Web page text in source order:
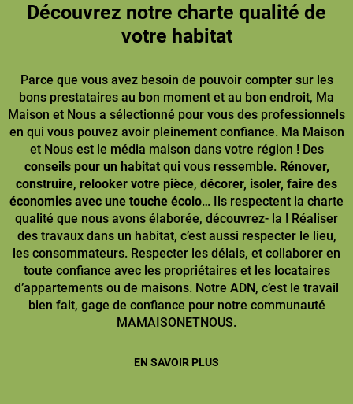
Découvrez notre charte qualité de
votre habitat
Parce que vous avez besoin de pouvoir compter sur les
bons prestataires au bon moment et au bon endroit, Ma
Maison et Nous a sélectionné pour vous des professionnels
en qui vous pouvez avoir pleinement confiance. Ma Maison
et Nous est le média maison dans votre région ! Des
conseils pour un habitatqui vous ressemble. Rénover,
construire, relooker votre pièce, décorer, isoler, faire des
économies avec une touche écolo… Ils respectent la charte
qualité que nous avons élaborée, découvrez- la ! Réaliser
des travaux dans un habitat, c’est aussi respecter le lieu,
les consommateurs. Respecter les délais, et collaborer en
toute confiance avec les propriétaires et les locataires
d’appartements ou de maisons. Notre ADN, c’est le travail
bien fait, gage de confiance pour notre communauté
MAMAISONETNOUS.
EN SAVOIR PLUS